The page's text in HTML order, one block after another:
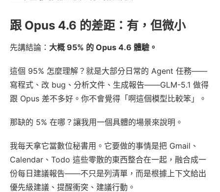
跟 Opus 4.6 的差距：有，但微小
先講結論： 大概 95% 的 Opus 4.6 體驗。
這個 95% 怎麼理解？就是大部分日常的 Agent 任務——
寫程式、改 bug、分析文件、生成報告——GLM-5.1 做得
跟 Opus 差不多好。你不會覺得「啊這個模型比較笨」。
那缺的 5% 在哪？讓我用一個具體的場景來說明。
我每天拿它當數位秘書用。它要做的事情是把 Gmail、
Calendar、Todo 這些零散的東西整合在一起，融合成一
份每日建議報告——不只是列清單，而是根據上下文給出
優先級建議、提醒衝突、建議行動。